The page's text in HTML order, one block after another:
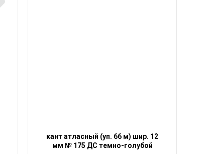
кант атласный (уп. 66 м) шир. 12
мм № 175 ДС темно-голубой